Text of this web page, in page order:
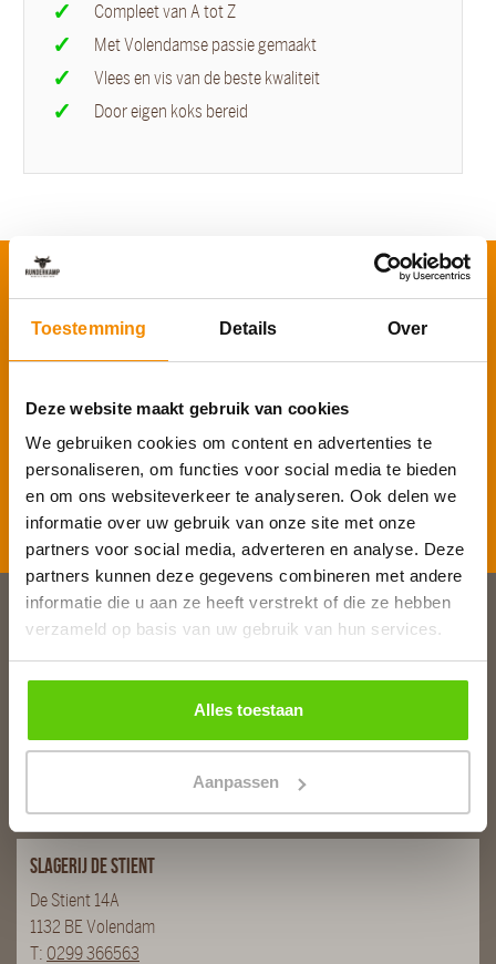
Toestemming Details Over
Deze website maakt gebruik van cookies
We gebruiken cookies om content en advertenties te
personaliseren, om functies voor social media te bieden
en om ons websiteverkeer te analyseren. Ook delen we
informatie over uw gebruik van onze site met onze
partners voor social media, adverteren en analyse. Deze
partners kunnen deze gegevens combineren met andere
informatie die u aan ze heeft verstrekt of die ze hebben
verzameld op basis van uw gebruik van hun services.
Alles toestaan
Aanpassen
Compleet van A tot Z
Met Volendamse passie gemaakt
Vlees en vis van de beste kwaliteit
Door eigen koks bereid
E-mailadres*
Inschrijven
Slagerij van Baar
E:info@runderkamp.nl
Slagerij De Stient
De Stient 14A
1132 BE Volendam
T: 0299 366563